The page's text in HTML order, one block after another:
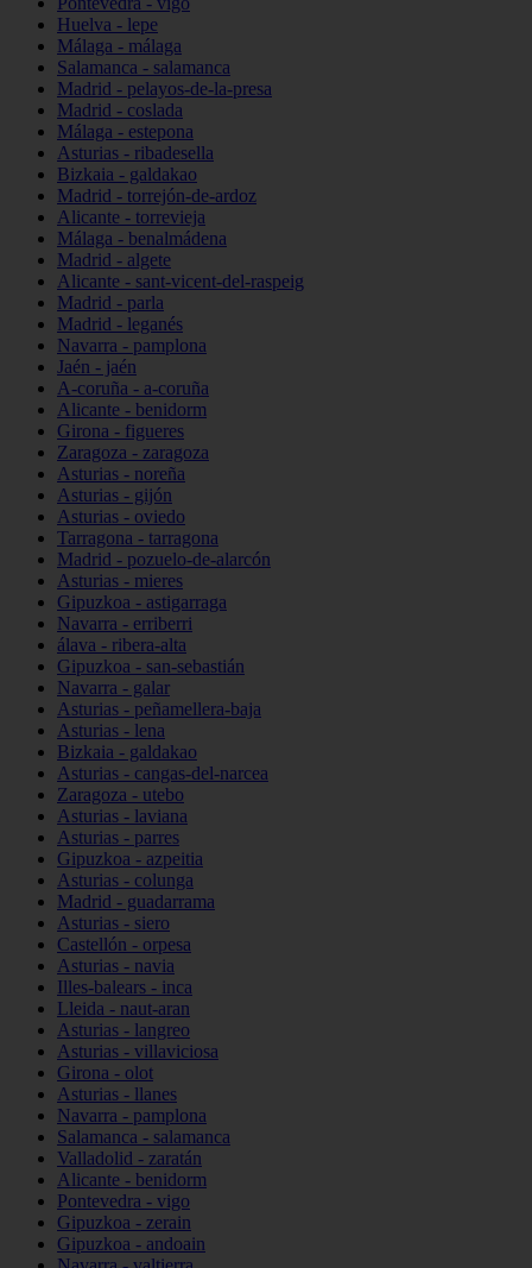
Huelva - lepe
Málaga - málaga
Salamanca - salamanca
Madrid - pelayos-de-la-presa
Madrid - coslada
Málaga - estepona
Asturias - ribadesella
Bizkaia - galdakao
Madrid - torrejón-de-ardoz
Alicante - torrevieja
Málaga - benalmádena
Madrid - algete
Alicante - sant-vicent-del-raspeig
Madrid - parla
Madrid - leganés
Navarra - pamplona
Jaén - jaén
A-coruña - a-coruña
Alicante - benidorm
Girona - figueres
Zaragoza - zaragoza
Asturias - noreña
Asturias - gijón
Asturias - oviedo
Tarragona - tarragona
Madrid - pozuelo-de-alarcón
Asturias - mieres
Gipuzkoa - astigarraga
Navarra - erriberri
álava - ribera-alta
Gipuzkoa - san-sebastián
Navarra - galar
Asturias - peñamellera-baja
Asturias - lena
Bizkaia - galdakao
Asturias - cangas-del-narcea
Zaragoza - utebo
Asturias - laviana
Asturias - parres
Gipuzkoa - azpeitia
Asturias - colunga
Madrid - guadarrama
Asturias - siero
Castellón - orpesa
Asturias - navia
Illes-balears - inca
Lleida - naut-aran
Asturias - langreo
Asturias - villaviciosa
Girona - olot
Asturias - llanes
Navarra - pamplona
Salamanca - salamanca
Valladolid - zaratán
Alicante - benidorm
Pontevedra - vigo
Gipuzkoa - zerain
Gipuzkoa - andoain